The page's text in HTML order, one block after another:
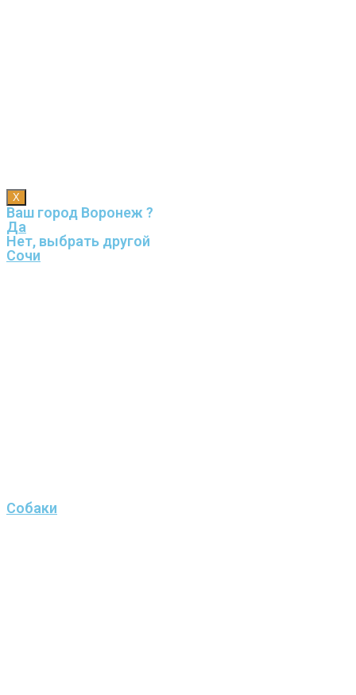
X
Ваш город Воронеж ?
Да
Нет, выбрать другой
Сочи
Собаки